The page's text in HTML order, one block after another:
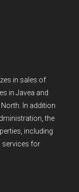
in sales of
in Javea and
In addition
the
including
services for